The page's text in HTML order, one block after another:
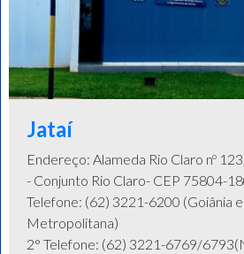
Jataí
Endereço: Alameda Rio Claro nº
- Conjunto Rio Claro- CEP 75804-
Telefone: (62) 3221-6200 (Goiânia e
Metropolitana)
2° Telefone: (62) 3221-6769/